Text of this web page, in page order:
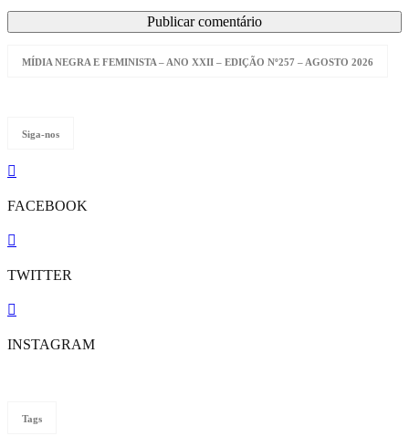
MÍDIA NEGRA E FEMINISTA – ANO XXII – EDIÇÃO Nº257 – AGOSTO 2026
Siga-nos
FACEBOOK
TWITTER
INSTAGRAM
Tags